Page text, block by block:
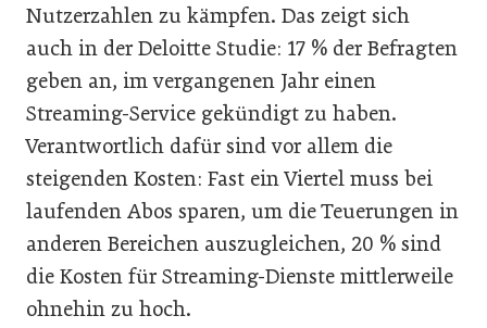
Nutzerzahlen zu kämpfen. Das zeigt sich
auch in der Deloitte Studie: 17 % der Befragten
geben an, im vergangenen Jahr einen
Streaming-Service gekündigt zu haben.
Verantwortlich dafür sind vor allem die
steigenden Kosten: Fast ein Viertel muss bei
laufenden Abos sparen, um die Teuerungen in
anderen Bereichen auszugleichen, 20 % sind
die Kosten für Streaming-Dienste mittlerweile
ohnehin zu hoch.